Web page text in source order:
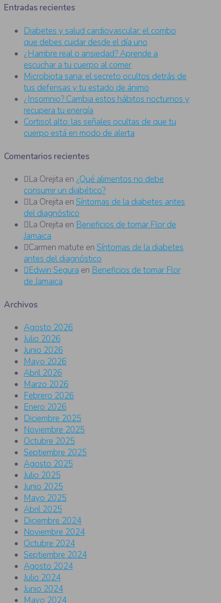
Entradas recientes
Diabetes y salud cardiovascular: el combo
que debes cuidar desde el día uno
¿Hambre real o ansiedad? Aprende a
escuchar a tu cuerpo al comer
Microbiota sana: el secreto ocultos detrás de
tus defensas y tu estado de ánimo
¿Insomnio? Cambia estos hábitos nocturnos y
recupera tu energía
Cortisol alto: las señales ocultas de que tu
cuerpo está en modo de alerta
Comentarios recientes
La Orejita en ¿Qué alimentos no debe
consumir un diabético?
La Orejita en Síntomas de la diabetes antes
del diagnóstico
La Orejita en Beneficios de tomar Flor de
Jamaica
Carmen matute en Síntomas de la diabetes
antes del diagnóstico
Edwin Segura en Beneficios de tomar Flor
de Jamaica
Archivos
Agosto 2026
Julio 2026
Junio 2026
Mayo 2026
Abril 2026
Marzo 2026
Febrero 2026
Enero 2026
Diciembre 2025
Noviembre 2025
Octubre 2025
Septiembre 2025
Agosto 2025
Julio 2025
Junio 2025
Mayo 2025
Abril 2025
Diciembre 2024
Noviembre 2024
Octubre 2024
Septiembre 2024
Agosto 2024
Julio 2024
Junio 2024
Mayo 2024